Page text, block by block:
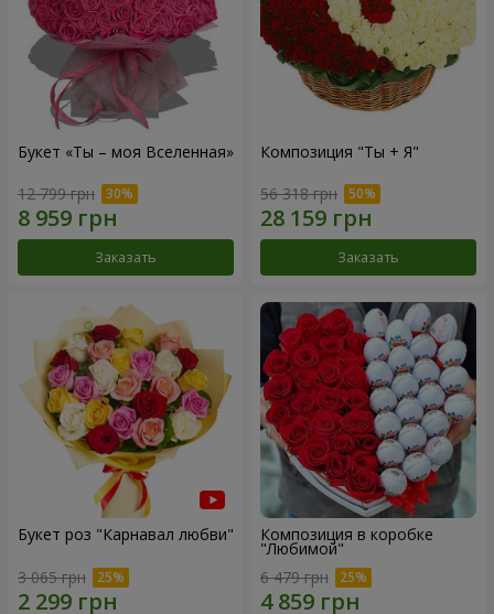
Букет «Ты – моя Вселенная»
12 799 грн
Заказать
Композиция "Ты + Я"
56 318 грн
Заказать
Букет роз "Карнавал любви"
3 065 грн
Композиция в коробке
"Любимой"
6 479 грн